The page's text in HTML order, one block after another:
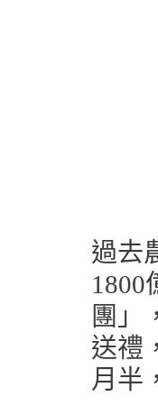
過去
1800
團」
送禮
月半